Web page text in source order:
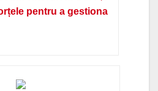
pentru a gestiona